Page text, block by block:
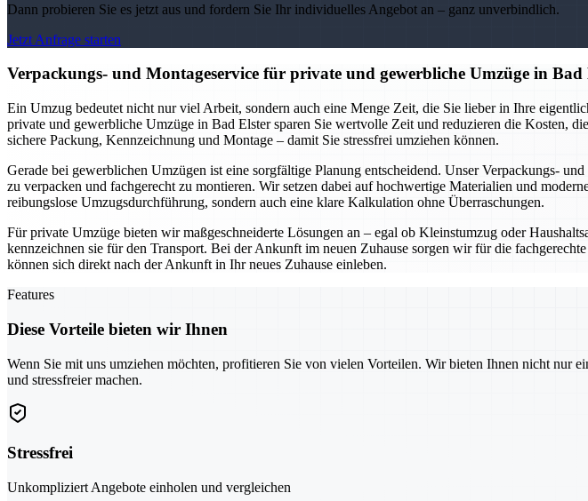
Dann probieren Sie es jetzt aus und fordern Sie Ihr individuelles Angebot an – ganz unverbindlich.
Jetzt Anfrage starten
Verpackungs- und Montageservice für private und gewerbliche Umzüge in Bad
Ein Umzug bedeutet nicht nur viel Arbeit, sondern auch eine Menge Zeit, die Sie lieber in Ihre
private und gewerbliche Umzüge in Bad Elster sparen Sie wertvolle Zeit und reduzieren die Kosten,
sichere Packung, Kennzeichnung und Montage – damit Sie stressfrei umziehen können.
Gerade bei gewerblichen Umzügen ist eine sorgfältige Planung entscheidend. Unser Verpackungs-
zu verpacken und fachgerecht zu montieren. Wir setzen dabei auf hochwertige Materialien und
reibungslose Umzugsdurchführung, sondern auch eine klare Kalkulation ohne Überraschungen.
Für private Umzüge bieten wir maßgeschneiderte Lösungen an – egal ob Kleinstumzug oder
kennzeichnen sie für den Transport. Bei der Ankunft im neuen Zuhause sorgen wir für die
können sich direkt nach der Ankunft in Ihr neues Zuhause einleben.
Features
Diese Vorteile bieten wir Ihnen
Wenn Sie mit uns umziehen möchten, profitieren Sie von vielen Vorteilen. Wir bieten Ihnen nicht nur
und stressfreier machen.
Stressfrei
Unkompliziert Angebote einholen und vergleichen